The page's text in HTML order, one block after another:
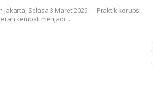
Masuk Jerat KPK
Jakarta, Selasa 3 Maret 2026 — Praktik korupsi
kembali menjadi…